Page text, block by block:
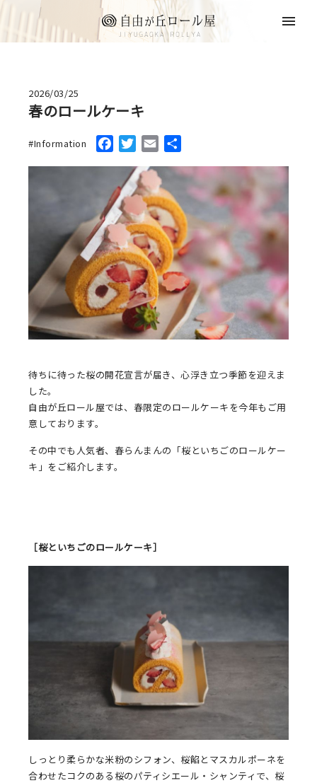
2026/03/25
春のロールケーキ
Information FacebookTwitter
Email
待ちに待った桜の開花宣言が届き、心浮き立つ季節を迎えま
した。
自由が丘ロール屋では、春限定のロールケーキを今年もご用
意しております。
その中でも人気者、春らんまんの「桜といちごのロールケー
キ」をご紹介します。
［桜といちごのロールケーキ］
しっとり柔らかな米粉のシフォン、桜餡とマスカルポーネを
合わせたコクのある桜のパティシエール・シャンティで、桜